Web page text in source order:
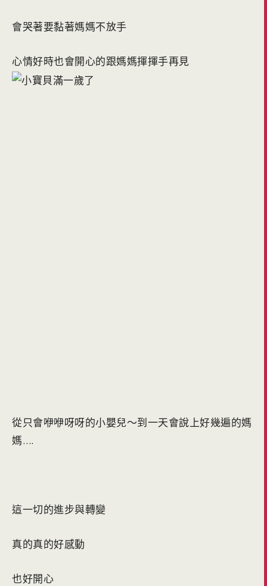
會哭著要黏著媽媽不放手
心情好時也會開心的跟媽媽揮揮手再見
從只會咿咿呀呀的小嬰兒～到一天會說上好幾遍的媽
媽….
這一切的進步與轉變
真的真的好感動
也好開心